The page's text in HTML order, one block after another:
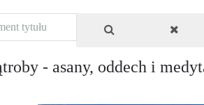
tytułu
- asany, oddech i